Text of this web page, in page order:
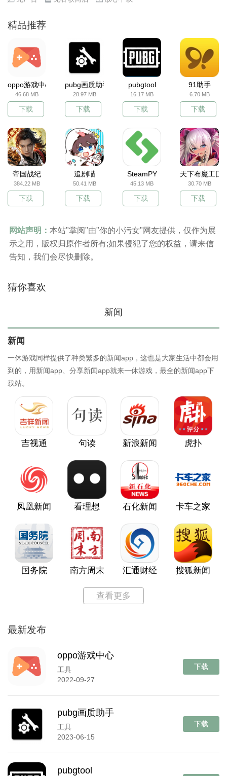
精品推荐
oppo游戏中心
46.68 MB
下载
pubg画质助手
28.97 MB
下载
pubgtool
16.17 MB
下载
91助手
6.70 MB
下载
帝国战纪
384.22 MB
下载
追剧喵
50.41 MB
下载
SteamPY
45.13 MB
下载
天下布魔工囗
30.70 MB
下载
网站声明： 本站"掌阅"由"你的小污女"网友提供，仅作为展
示之用，版权归原作者所有;如果侵犯了您的权益，请来信
告知，我们会尽快删除。
猜你喜欢
新闻
新闻
一休游戏同样提供了种类繁多的新闻app，这也是大家生活中都会用
到的，用新闻app、分享新闻app就来一休游戏，最全的新闻app下
载站。
吉视通 句读 新浪新闻 虎扑
凤凰新闻 看理想 石化新闻 卡车之家
国务院 南方周末 汇通财经 搜狐新闻
查看更多
最新发布
oppo游戏中心
工具
2022-09-27
下载
pubg画质助手
工具
2023-06-15
下载
pubgtool